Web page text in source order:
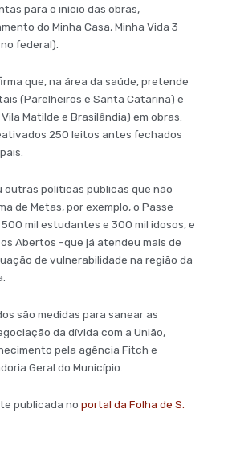
para o início das obras,
do Minha Casa, Minha Vida 3
federal).
que, na área da saúde, pretende
(Parelheiros e Santa Catarina) e
Matilde e Brasilândia) em obras.
250 leitos antes fechados
outras políticas públicas que não
de Metas, por exemplo, o Passe
mil estudantes e 300 mil idosos, e
Abertos -que já atendeu mais de
de vulnerabilidade na região da
são medidas para sanear as
da dívida com a União,
pela agência Fitch e
Geral do Município.
publicada no portal da Folha de S.